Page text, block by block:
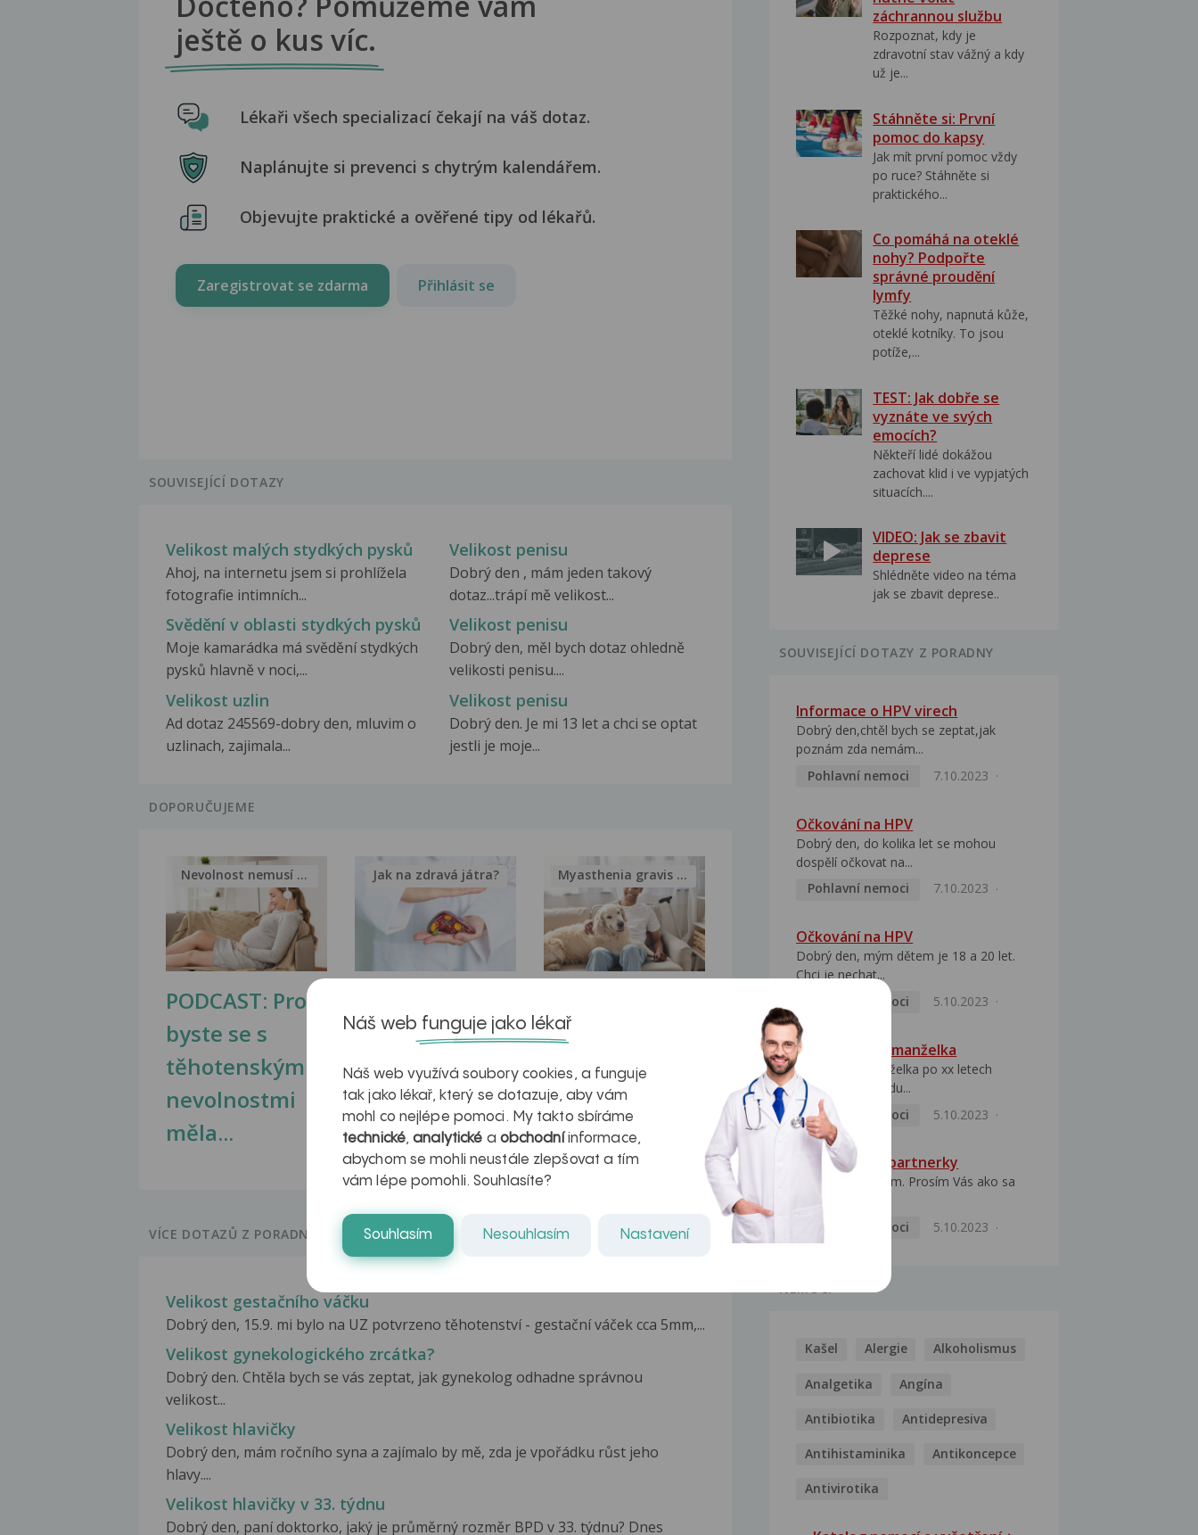
ještě o kus víc.
Lékaři všech specializací čekají na váš dotaz.
Naplánujte si prevenci s chytrým kalendářem.
Objevujte praktické a ověřené tipy od lékařů.
Zaregistrovat se zdarma Přihlásit se
SOUVISEJÍCÍ DOTAZY
Velikost malých stydkých pysků
Ahoj, na internetu jsem si prohlížela
fotografie intimních...
Velikost penisu
Dobrý den , mám jeden takový
dotaz...trápí mě velikost...
Svědění v oblasti stydkých pysků
Moje kamarádka má svědění stydkých
pysků hlavně v noci,...
Velikost penisu
Dobrý den, měl bych dotaz ohledně
velikosti penisu....
Velikost uzlin
Ad dotaz 245569-dobry den, mluvim o
uzlinach, zajimala...
Velikost penisu
Dobrý den. Je mi 13 let a chci se optat
jestli je moje...
DOPORUČUJEME
PODCAST: Proč
byste se s
těhotenskými
nevolnostmi
měla...
Nevolnost nemusí být nutnou...
jater v datech a
obrazech
Jak na zdravá játra?
léčba
myastenie –
naděje pro ty,
kteří ji...
Myasthenia gravis – vše, co...
VÍCE DOTAZŮ Z PORADNY
Velikost gestačního váčku
Dobrý den, 15.9. mi bylo na UZ potvrzeno těhotenství - gestační váček cca 5mm,...
Velikost gynekologického zrcátka?
Dobrý den. Chtěla bych se vás zeptat, jak gynekolog odhadne správnou
velikost...
Velikost hlavičky
Dobrý den, mám ročního syna a zajímalo by mě, zda je vpořádku růst jeho
hlavy....
Velikost hlavičky v 33. týdnu
Dobrý den, paní doktorko, jaký je průměrný rozměr BPD v 33. týdnu? Dnes
záchrannou službu
Rozpoznat, kdy je
zdravotní stav vážný a kdy
už je...
Stáhněte si: První
pomoc do kapsy
Jak mít první pomoc vždy
po ruce? Stáhněte si
praktického...
Co pomáhá na oteklé
nohy? Podpořte
správné proudění
lymfy
Těžké nohy, napnutá kůže,
oteklé kotníky. To jsou
potíže,...
TEST: Jak dobře se
vyznáte ve svých
emocích?
Někteří lidé dokážou
zachovat klid i ve vypjatých
situacích....
VIDEO: Jak se zbavit
deprese
Shlédněte video na téma
jak se zbavit deprese..
SOUVISEJÍCÍ DOTAZY Z PORADNY
Informace o HPV virech
Dobrý den,chtěl bych se zeptat,jak
poznám zda nemám...
Pohlavní nemoci
7.10.2023
Očkování na HPV
Dobrý den, do kolika let se mohou
dospělí očkovat na...
Pohlavní nemoci
7.10.2023
Očkování na HPV
Dobrý den, mým dětem je 18 a 20 let.
Chci je nechat...
Pohlavní nemoci
5.10.2023
HPV pozitivní manželka
Dobrý den, manželka po xx letech
přivezla z Východu...
Pohlavní nemoci
5.10.2023
HPV typ 52 u partnerky
Dobrý deň prajem. Prosím Vás ako sa
Pohlavní nemoci
5.10.2023
NEMOCI
Kašel Alergie Alkoholismus
Analgetika Angína
Antibiotika Antidepresiva
Antihistaminika Antikoncepce
Antivirotika
Náš web funguje jako lékař
Náš web využívá soubory cookies, a funguje
tak jako lékař, který se dotazuje, aby vám
mohl co nejlépe pomoci. My takto sbíráme
technické,analytické a obchodníinformace,
abychom se mohli neustále zlepšovat a tím
vám lépe pomohli. Souhlasíte?
Souhlasím Nesouhlasím Nastavení